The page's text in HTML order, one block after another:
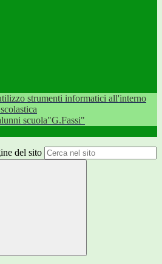
strumenti informatici all'interno
scuola"G.Fassi"
del sito